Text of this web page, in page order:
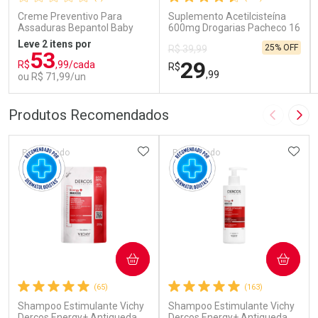
Creme Preventivo Para
Assaduras Bepantol Baby
Toy Story Personagens
Sortidos 120g
Leve 2 itens por
R$53,99/cada
ou R$ 71,99/un
FECHAR
Comprar sem Desconto
FECHAR
Por Menos
Comprar sem Desconto
Suplemento Acetilcisteína
600mg Drogarias Pacheco 16
R$ 39,99
R$29,99
25% OFF
Comprar sem Desconto
Por Menos
Comprar sem Desconto
Produtos Recomendados Imagem
(65)
Shampoo Estimulante Vichy
Patrocinado ADICIONAR AOS FAVORITOS
COMPRAR
(163)
Shampoo Estimulante Vichy
Patrocinado
COMPRAR